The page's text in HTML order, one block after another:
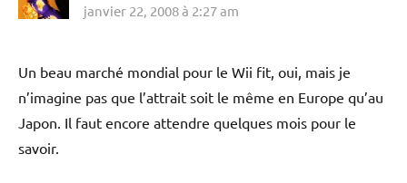
janvier 22, 2008 à 2:27 am
Un beau marché mondial pour le Wii fit, oui, mais je
n’imagine pas que l’attrait soit le même en Europe qu’au
Japon. Il faut encore attendre quelques mois pour le
savoir.